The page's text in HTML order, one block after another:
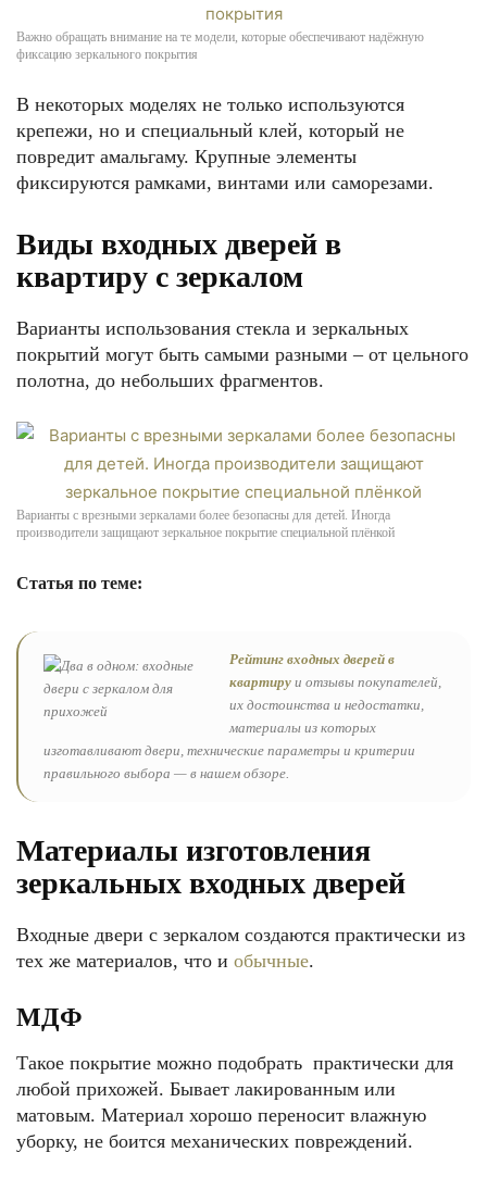
Важно обращать внимание на те модели, которые обеспечивают надёжную
фиксацию зеркального покрытия
В некоторых моделях не только используются
крепежи, но и специальный клей, который не
повредит амальгаму. Крупные элементы
фиксируются рамками, винтами или саморезами.
Виды входных дверей в
квартиру с зеркалом
Варианты использования стекла и зеркальных
покрытий могут быть самыми разными – от цельного
полотна, до небольших фрагментов.
Варианты с врезными зеркалами более безопасны для детей. Иногда
производители защищают зеркальное покрытие специальной плёнкой
Статья по теме:
Рейтинг входных дверей в
квартиру и отзывы покупателей,
их достоинства и недостатки,
материалы из которых
изготавливают двери, технические параметры и критерии
правильного выбора — в нашем обзоре.
Материалы изготовления
зеркальных входных дверей
Входные двери с зеркалом создаются практически из
тех же материалов, что и обычные.
МДФ
Такое покрытие можно подобрать практически для
любой прихожей. Бывает лакированным или
матовым. Материал хорошо переносит влажную
уборку, не боится механических повреждений.